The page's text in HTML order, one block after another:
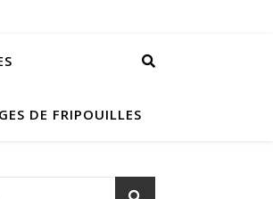
DE FRIPOUILLES